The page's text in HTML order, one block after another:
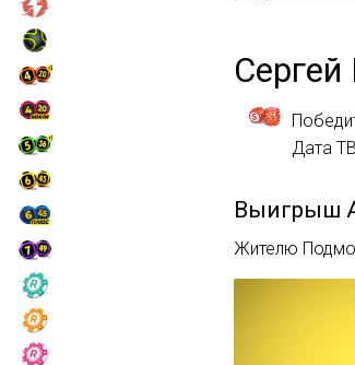
Дата
Выигрыш
Жителю